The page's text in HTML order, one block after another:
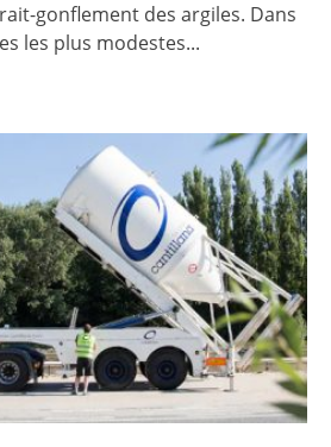
gonflement des argiles. Dans
les plus modestes...